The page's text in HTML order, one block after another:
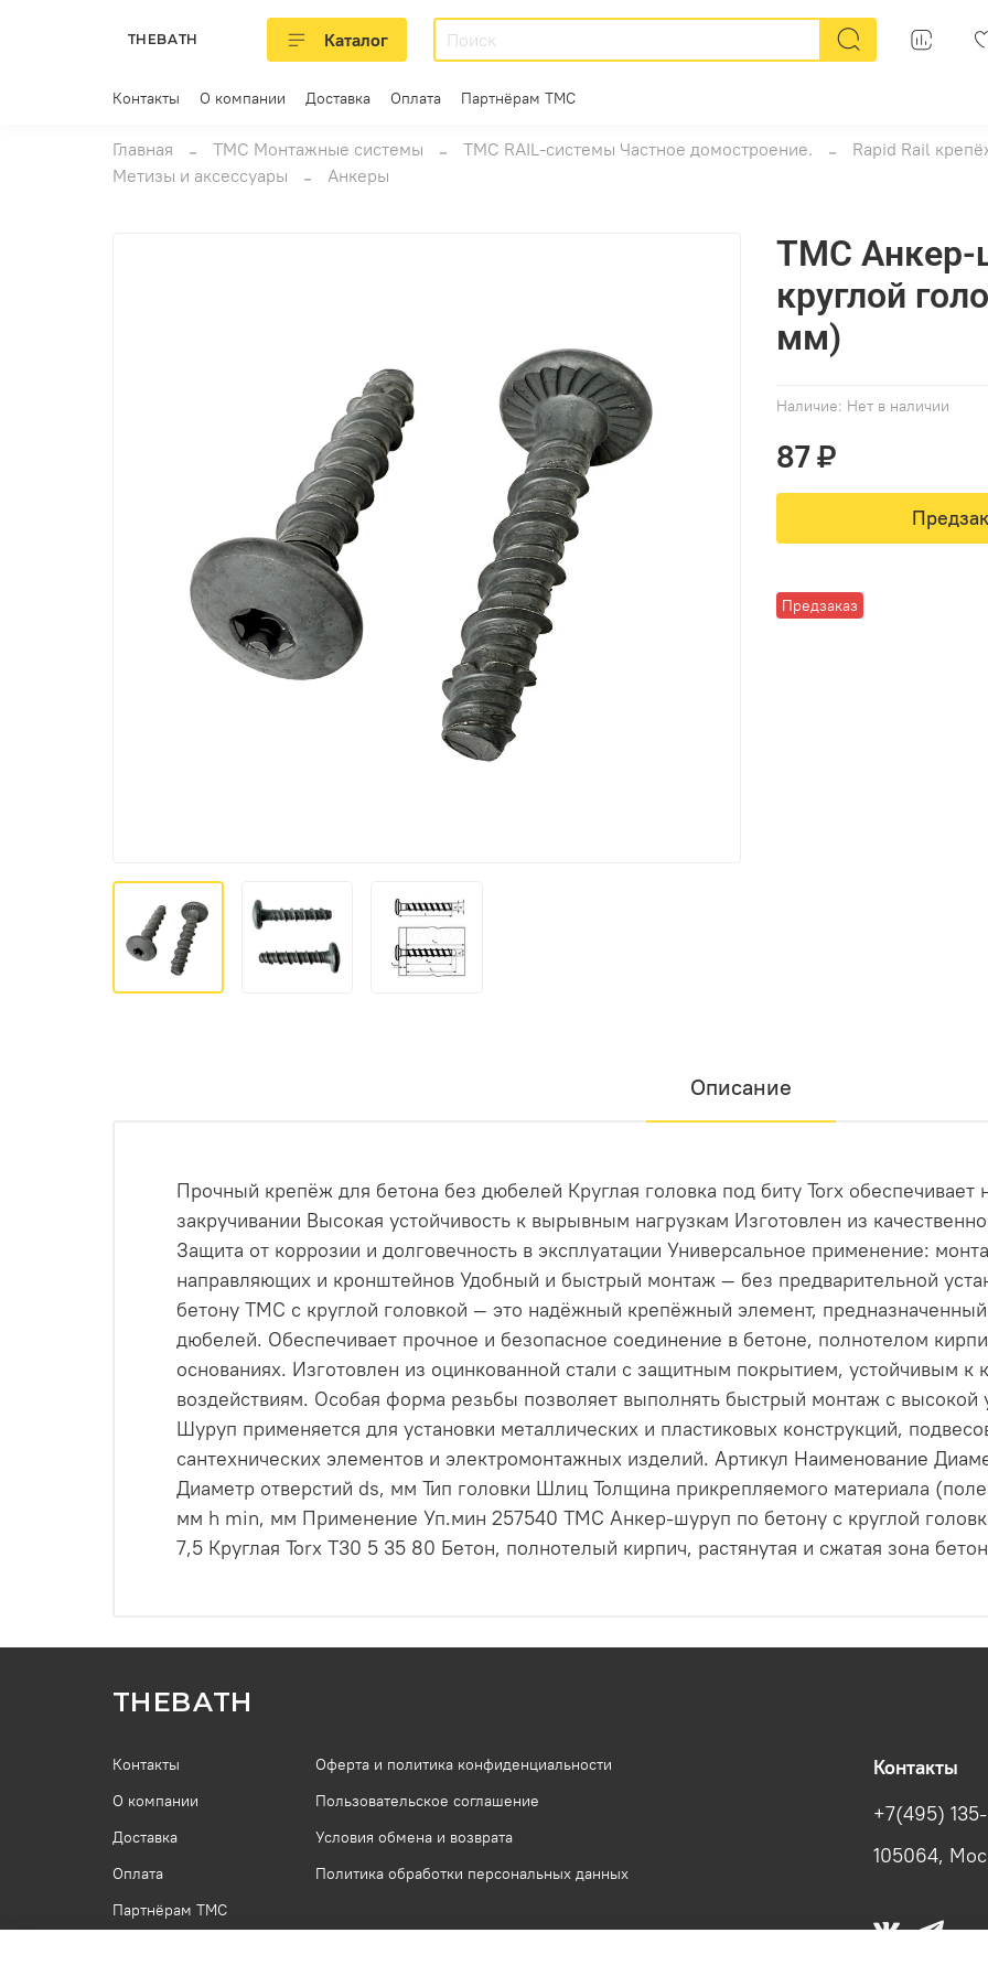
THEBATH Каталог
Контакты О компании Доставка Оплата Партнёрам ТМС
Главная ТМС Монтажные системы ТМС RAIL-системы Частное домостроение.
Rapid Rail
Метизы и аксессуары
Анкеры
Наличие: Нет в наличии
Предзаказ
ТМС Анкер-
круглой
мм)
87 ₽
Описание
Прочный крепёж для бетона без дюбелей Круглая головка под биту Torx обеспечивает
закручивании Высокая устойчивость к вырывным нагрузкам Изготовлен из
Защита от коррозии и долговечность в эксплуатации Универсальное применение:
направляющих и кронштейнов Удобный и быстрый монтаж — без предварительной
бетону ТМС с круглой головкой — это надёжный крепёжный элемент,
дюбелей. Обеспечивает прочное и безопасное соединение в бетоне, полнотелом
основаниях. Изготовлен из оцинкованной стали с защитным покрытием, устойчивым к
воздействиям. Особая форма резьбы позволяет выполнять быстрый монтаж с
Шуруп применяется для установки металлических и пластиковых конструкций,
сантехнических элементов и электромонтажных изделий. Артикул Наименование
Диаметр отверстий ds, мм Тип головки Шлиц Толщина прикрепляемого материала
мм h min, мм Применение Уп.мин 257540 ТМС Анкер-шуруп по бетону с круглой
7,5 Круглая Torx T30 5 35 80 Бетон, полнотелый кирпич, растянутая и сжатая зона
THEBATH
Контакты
О компании
Доставка
Оплата
Партнёрам ТМС
Оферта и политика конфиденциальности
Пользовательское соглашение
Условия обмена и возврата
Политика обработки персональных данных
Контакты
+7(495)
105064,